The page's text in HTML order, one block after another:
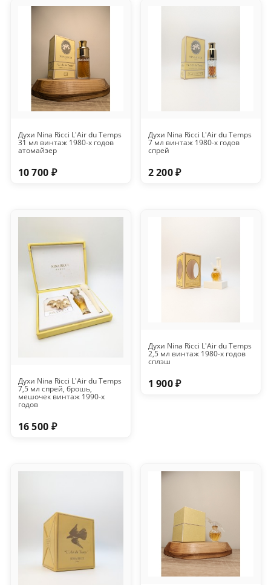
Духи Nina Ricci L'Air du Temps
31 мл винтаж 1980-х годов
атомайзер
10 700 ₽
Духи Nina Ricci L'Air du Temps
7 мл винтаж 1980-х годов
спрей
2 200 ₽
Духи Nina Ricci L'Air du Temps
7,5 мл спрей, брошь,
мешочек винтаж 1990-х
годов
16 500 ₽
Духи Nina Ricci L'Air du Temps
2,5 мл винтаж 1980-х годов
сплэш
1 900 ₽